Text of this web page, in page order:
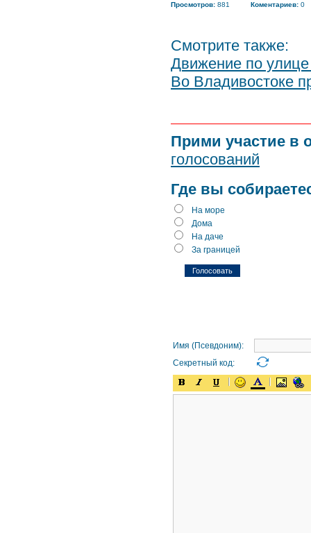
Просмотров: 881 Коментариев: 0
Смотрите также:
Движение по
Во Владивостоке
Прими участие в
голосований
Где вы
На море
Дома
На даче
За границей
Имя (Псевдоним):
Секретный код: